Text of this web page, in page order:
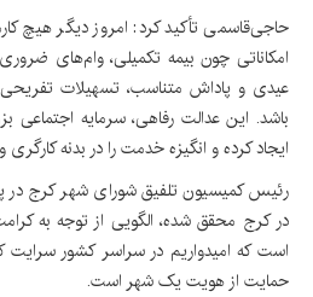
حاجی‌قاسمی تأکید کرد: امروز دیگر هیچ
امکاناتی چون بیمه تکمیلی، وام‌های
عیدی و پاداش متناسب، تسهیلات تفریحی
باشد. این عدالت رفاهی، سرمایه
ایجاد کرده و انگیزه خدمت را در بدنه
رئیس کمیسیون تلفیق شورای شهر کرج در
در کرج محقق شده، الگویی از توجه به
است که امیدواریم در سراسر کشور سرایت
حمایت از هویت یک شهر است.